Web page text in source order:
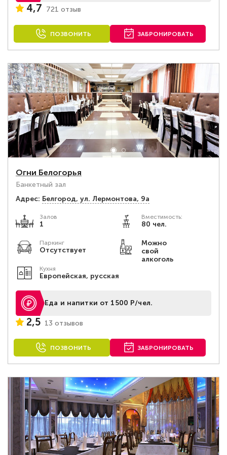
4,7 721 отзыв
ПОЗВОНИТЬ ЗАБРОНИРОВАТЬ
Огни Белогорья
Банкетный зал
Адрес: Белгород, ул. Лермонтова, 9а
Залов
1
Вместимость:
80 чел.
Паркинг
Отсутствует
Можно
свой
алкоголь
Кухня
Европейская, русская
Еда и напитки от 1500 Р/чел.
2,5 13 отзывов
ПОЗВОНИТЬ ЗАБРОНИРОВАТЬ